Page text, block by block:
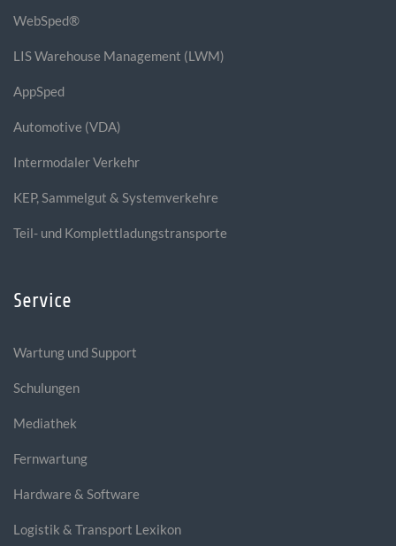
WebSped®
LIS Warehouse Management (LWM)
AppSped
Automotive (VDA)
Intermodaler Verkehr
KEP, Sammelgut & Systemverkehre
Teil- und Komplettladungstransporte
Service
Wartung und Support
Schulungen
Mediathek
Fernwartung
Hardware & Software
Logistik & Transport Lexikon